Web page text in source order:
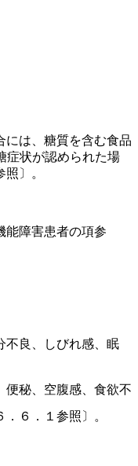
６．１参照〕。
は、糖質を含む食品
症状が認められた場
〕。
能障害患者の項参
不良、しびれ感、眠
秘、空腹感、食欲不